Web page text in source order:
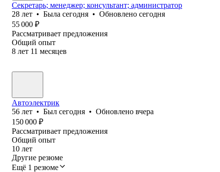
Секретарь; менеджер; консультант; администратор
28 лет • Была сегодня • Обновлено сегодня
55 000 ₽
Рассматривает предложения
Общий опыт
8 лет 11 месяцев
Автоэлектрик
56 лет • Был сегодня • Обновлено вчера
150 000 ₽
Рассматривает предложения
Общий опыт
10 лет
Другие резюме
Ещё 1 резюме